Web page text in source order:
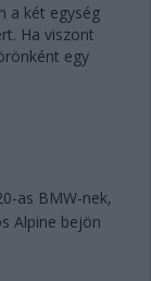
a két egység
Ha viszont
egy
as BMW-nek,
Alpine bejön